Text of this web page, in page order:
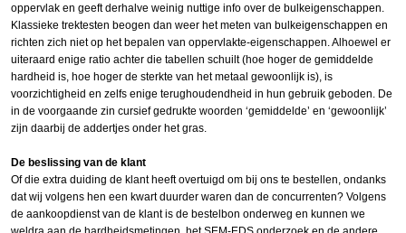
oppervlak en geeft derhalve weinig nuttige info over de bulkeigenschappen.
Klassieke trektesten beogen dan weer het meten van bulkeigenschappen en
richten zich niet op het bepalen van oppervlakte-eigenschappen. Alhoewel er
uiteraard enige ratio achter die tabellen schuilt (hoe hoger de gemiddelde
hardheid is, hoe hoger de sterkte van het metaal gewoonlijk is), is
voorzichtigheid en zelfs enige terughoudendheid in hun gebruik geboden. De
in de voorgaande zin cursief gedrukte woorden ‘gemiddelde’ en ‘gewoonlijk’
zijn daarbij de addertjes onder het gras.
De beslissing van de klant
Of die extra duiding de klant heeft overtuigd om bij ons te bestellen, ondanks
dat wij volgens hen een kwart duurder waren dan de concurrenten? Volgens
de aankoopdienst van de klant is de bestelbon onderweg en kunnen we